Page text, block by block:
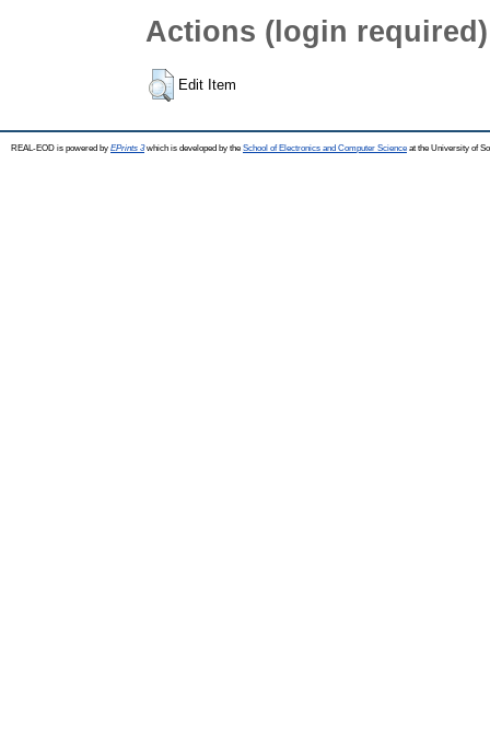
Actions (login required)
Edit Item
REAL-EOD is powered by EPrints 3which is developed by the School of Electronics and Computer Science at the University of